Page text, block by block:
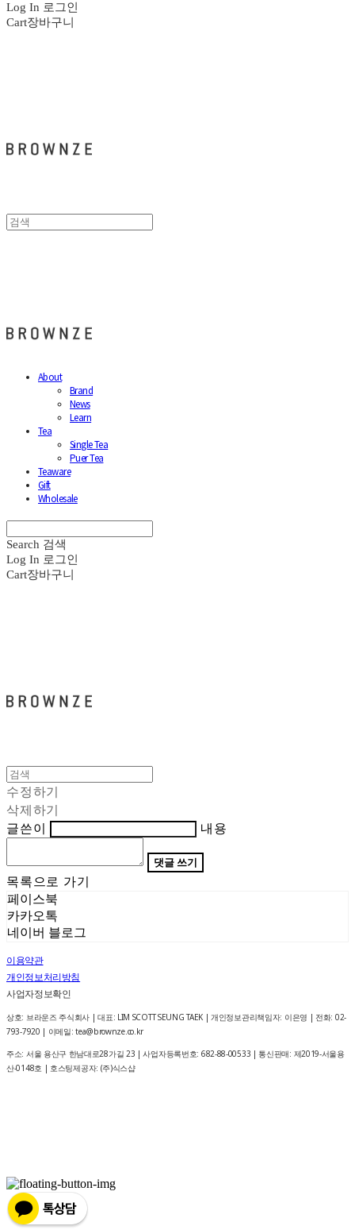
Log In 로그인
Cart장바구니
About
Brand
News
Learn
Tea
Single Tea
Puer Tea
Teaware
Gift
Wholesale
Search 검색
Log In 로그인
Cart장바구니
수정하기
삭제하기
글쓴이
내용
댓글 쓰기
목록으로 가기
페이스북
카카오톡
네이버 블로그
이용약관
개인정보처리방침
사업자정보확인
상호: 브라운즈 주식회사 | 대표: LIM SCOTT SEUNG TAEK | 개인정보관리책임자: 이은영 | 전화: 02-
793-7920 | 이메일: tea@brownze.co.kr
주소: 서울 용산구 한남대로28가길 23 | 사업자등록번호: 682-88-00533 | 통신판매: 제2019-서울용
산-0148호 | 호스팅제공자: (주)식스샵